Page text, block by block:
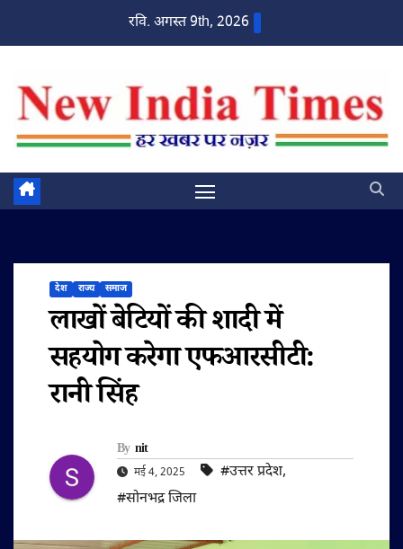
रवि. अगस्त 9th, 2026
देश राज्य समाज
लाखों बेटियों की शादी में
सहयोग करेगा एफआरसीटी:
रानी सिंह
By nit
मई 4, 2025 #उत्तर प्रदेश,
#सोनभद्र जिला